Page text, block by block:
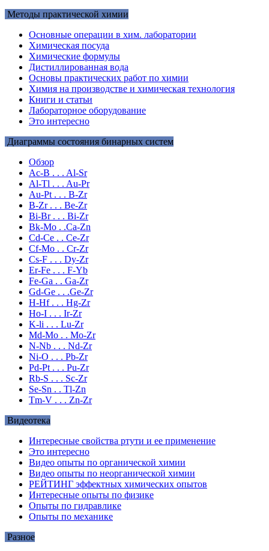
Методы практической химии
Основные операции в хим. лаборатории
Химическая посуда
Химические формулы
Дистиллированная вода
Основы практических работ по химии
Химия на производстве и химическая технология
Книги и статьи
Лабораторное оборудование
Это интересно
Диаграммы состояния бинарных систем
Обзор
Ac-B . . . Al-Sr
Al-Tl . . . Au-Pr
Au-Pt . . . B-Zr
B-Zr . . . Be-Zr
Bi-Br . . . Bi-Zr
Bk-Mo . .Ca-Zn
Cd-Ce . . Ce-Zr
Cf-Mo . . Cr-Zr
Cs-F . . . Dy-Zr
Er-Fe . . . F-Yb
Fe-Ga . . Ga-Zr
Gd-Ge . . .Ge-Zr
H-Hf . . . Hg-Zr
Ho-I . . . Ir-Zr
K-li . . . Lu-Zr
Md-Mo . . Mo-Zr
N-Nb . . . Nd-Zr
Ni-O . . . Pb-Zr
Pd-Pt . . . Pu-Zr
Rb-S . . . Sc-Zr
Se-Sn . . Tl-Zn
Tm-V . . . Zn-Zr
Видеотека
Интересные свойства ртути и ее применение
Это интересно
Видео опыты по органической химии
Видео опыты по неорганической химии
РЕЙТИНГ эффектных химических опытов
Интересные опыты по физике
Опыты по гидравлике
Опыты по механике
Разное